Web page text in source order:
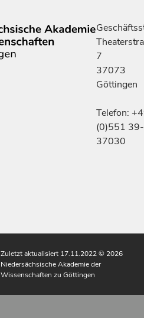
7
37073
Göttingen
Telefon:
(0)551 39-
37030
Zuletzt aktualisiert 17.11.2022© 2026
Niedersächsische Akademie der
Wissenschaften zu Göttingen